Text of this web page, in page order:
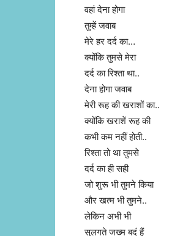
वहां देना होगा
तुम्हें जवाब
मेरे हर दर्द का…
क्योंकि तुमसे मेरा
दर्द का रिश्ता था..
देना होगा जवाब
मेरी रूह की खराशों का..
क्योंकि खराशें रूह की
कभी कम नहीं होती..
रिश्ता तो था तुमसे
दर्द का ही सही
जो शुरू भी तुमने किया
और खत्म भी तुमने..
लेकिन अभी भी
सुलगते जख्म बदं हैं